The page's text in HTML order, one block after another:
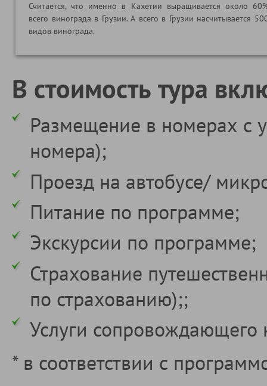
Считается, что именно в Кахетии выращивается около
всего винограда в Грузии. А всего в Грузии насчитывается
видов винограда.
В стоимость тура
Размещение в номерах с
номера);
Проезд на автобусе/
Питание по программе;
Экскурсии по программе;
Страхование
по страхованию);;
Услуги сопровождающего
* в соответствии с